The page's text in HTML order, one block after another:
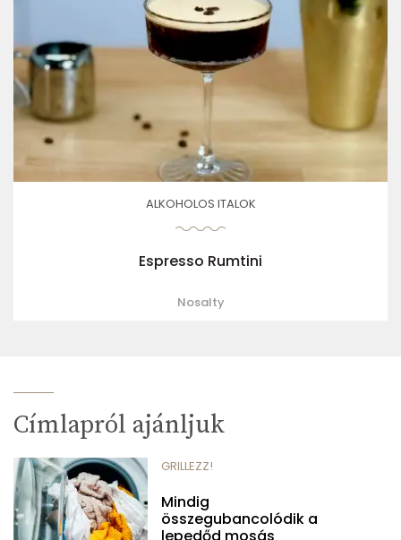
ALKOHOLOS ITALOK
Espresso Rumtini
Nosalty
Címlapról ajánljuk
GRILLEZZ!
Mindig
összegubancolódik a
lepedőd mosás